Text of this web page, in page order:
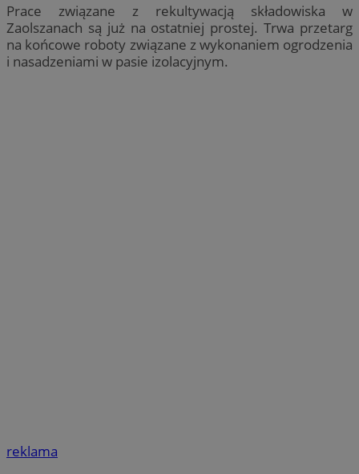
Prace związane z rekultywacją składowiska w
Zaolszanach są już na ostatniej prostej. Trwa przetarg
na końcowe roboty związane z wykonaniem ogrodzenia
i nasadzeniami w pasie izolacyjnym.
reklama